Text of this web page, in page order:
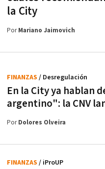
la City
PorMariano Jaimovich
En la City ya hablan
argentino": la CNV
FINANZAS / Desregulación
PorDolores Olveira
FINANZAS / iProUP